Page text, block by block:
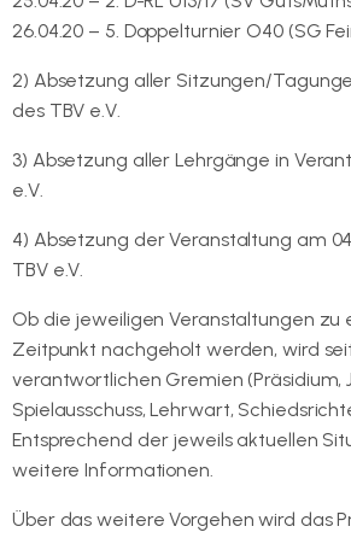
26.04.20 – 5. Doppelturnier O40 (SG
2) Absetzung aller Sitzungen/
des TBV e.V.
3) Absetzung aller Lehrgänge in
e.V.
4) Absetzung der Veranstaltung am
TBV e.V.
Ob die jeweiligen Veranstaltungen zu
Zeitpunkt nachgeholt werden, wird
verantwortlichen Gremien (Präsidium,
Spielausschuss, Lehrwart,
Entsprechend der jeweils aktuellen
weitere Informationen.
Über das weitere Vorgehen wird das